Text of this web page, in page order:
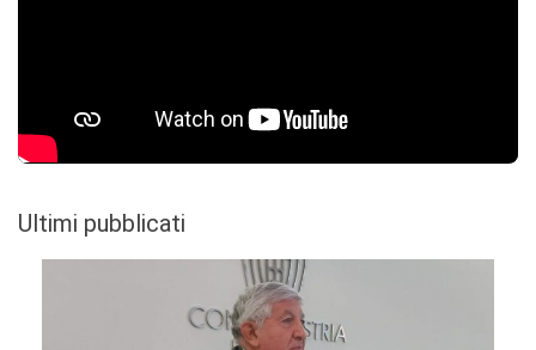
Ultimi pubblicati